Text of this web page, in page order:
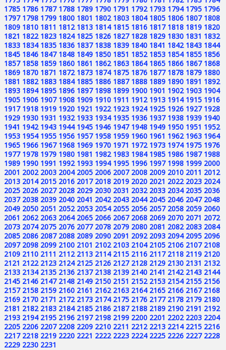
1785 1786 1787 1788 1789 1790 1791 1792 1793 1794 1795 1796
1797 1798 1799 1800 1801 1802 1803 1804 1805 1806 1807 1808
1809 1810 1811 1812 1813 1814 1815 1816 1817 1818 1819 1820
1821 1822 1823 1824 1825 1826 1827 1828 1829 1830 1831 1832
1833 1834 1835 1836 1837 1838 1839 1840 1841 1842 1843 1844
1845 1846 1847 1848 1849 1850 1851 1852 1853 1854 1855 1856
1857 1858 1859 1860 1861 1862 1863 1864 1865 1866 1867 1868
1869 1870 1871 1872 1873 1874 1875 1876 1877 1878 1879 1880
1881 1882 1883 1884 1885 1886 1887 1888 1889 1890 1891 1892
1893 1894 1895 1896 1897 1898 1899 1900 1901 1902 1903 1904
1905 1906 1907 1908 1909 1910 1911 1912 1913 1914 1915 1916
1917 1918 1919 1920 1921 1922 1923 1924 1925 1926 1927 1928
1929 1930 1931 1932 1933 1934 1935 1936 1937 1938 1939 1940
1941 1942 1943 1944 1945 1946 1947 1948 1949 1950 1951 1952
1953 1954 1955 1956 1957 1958 1959 1960 1961 1962 1963 1964
1965 1966 1967 1968 1969 1970 1971 1972 1973 1974 1975 1976
1977 1978 1979 1980 1981 1982 1983 1984 1985 1986 1987 1988
1989 1990 1991 1992 1993 1994 1995 1996 1997 1998 1999 2000
2001 2002 2003 2004 2005 2006 2007 2008 2009 2010 2011 2012
2013 2014 2015 2016 2017 2018 2019 2020 2021 2022 2023 2024
2025 2026 2027 2028 2029 2030 2031 2032 2033 2034 2035 2036
2037 2038 2039 2040 2041 2042 2043 2044 2045 2046 2047 2048
2049 2050 2051 2052 2053 2054 2055 2056 2057 2058 2059 2060
2061 2062 2063 2064 2065 2066 2067 2068 2069 2070 2071 2072
2073 2074 2075 2076 2077 2078 2079 2080 2081 2082 2083 2084
2085 2086 2087 2088 2089 2090 2091 2092 2093 2094 2095 2096
2097 2098 2099 2100 2101 2102 2103 2104 2105 2106 2107 2108
2109 2110 2111 2112 2113 2114 2115 2116 2117 2118 2119 2120
2121 2122 2123 2124 2125 2126 2127 2128 2129 2130 2131 2132
2133 2134 2135 2136 2137 2138 2139 2140 2141 2142 2143 2144
2145 2146 2147 2148 2149 2150 2151 2152 2153 2154 2155 2156
2157 2158 2159 2160 2161 2162 2163 2164 2165 2166 2167 2168
2169 2170 2171 2172 2173 2174 2175 2176 2177 2178 2179 2180
2181 2182 2183 2184 2185 2186 2187 2188 2189 2190 2191 2192
2193 2194 2195 2196 2197 2198 2199 2200 2201 2202 2203 2204
2205 2206 2207 2208 2209 2210 2211 2212 2213 2214 2215 2216
2217 2218 2219 2220 2221 2222 2223 2224 2225 2226 2227 2228
2229 2230 2231